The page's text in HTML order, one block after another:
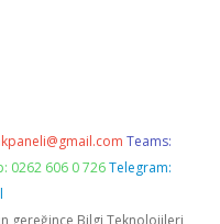
Teams:
0262 606 0 726 Telegram:
gereğince Bilgi Teknolojileri